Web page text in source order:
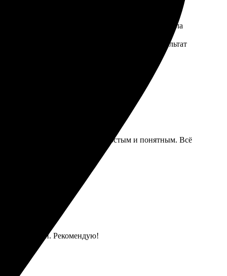
оказался простым и понятным. Загрузила
Забрала работу в пункте выдачи. Результат
сайт, процесс оказался простым и понятным. Всё
целостности. Рекомендую!